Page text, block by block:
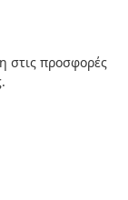
στις προσφορές